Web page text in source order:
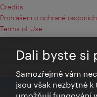
Credits
Prohlášení o ochraně
Terms of Use
Přístupnost
Kontakt pro tisk
Nastavení cookies
© Copyright Wien Tourismus
Dali byste si
Samozřejmě vám
jsou však nezbytné